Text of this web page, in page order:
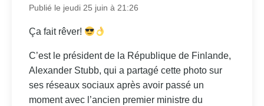
Publié le jeudi 25 juin à 21:26
Ça fait rêver!
C’est le président de la République de Finlande,
Alexander Stubb, qui a partagé cette photo sur
ses réseaux sociaux après avoir passé un
moment avec l’ancien premier ministre du